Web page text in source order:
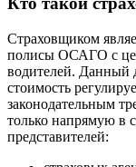
Страховщиком
полисы ОСАГО с
водителей. Данный
стоимость
законодательным
только напрямую в
представителей: